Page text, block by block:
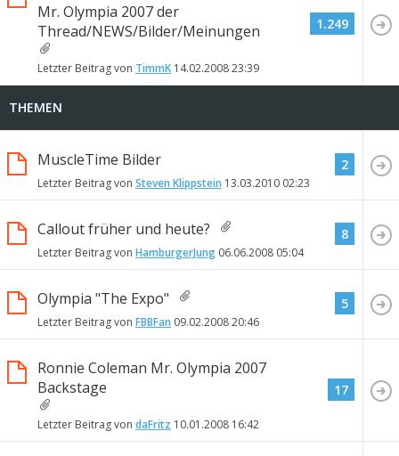
Mr. Olympia 2007 der
Thread/NEWS/Bilder/Meinungen
Letzter Beitrag von TimmK 14.02.200823:39
1.249
THEMEN
MuscleTime Bilder
Letzter Beitrag von Steven Klippstein 13.03.2010 02:23
2
Callout früher und heute?
Letzter Beitrag von HamburgerJung 06.06.2008 05:04
8
Olympia "The Expo"
Letzter Beitrag von FBBFan 09.02.200820:46
5
Ronnie Coleman Mr. Olympia 2007
Backstage
Letzter Beitrag von daFritz 10.01.2008 16:42
17